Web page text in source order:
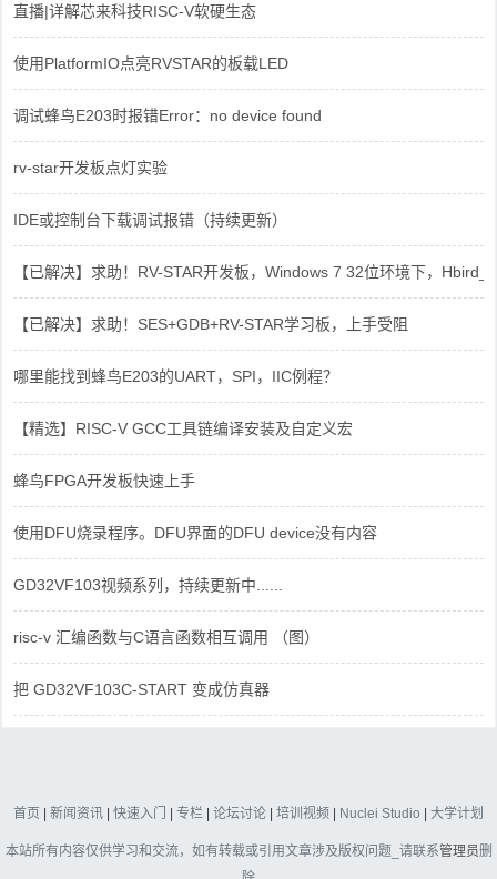
直播|详解芯来科技RISC-V软硬生态
使用PlatformIO点亮RVSTAR的板载LED
调试蜂鸟E203时报错Error：no device found
rv-star开发板点灯实验
IDE或控制台下载调试报错（持续更新）
【已解决】求助！RV-STAR开发板，Windows 7 32位环境下，
【已解决】求助！SES+GDB+RV-STAR学习板，上手受阻
哪里能找到蜂鸟E203的UART，SPI，IIC例程？
【精选】RISC-V GCC工具链编译安装及自定义宏
蜂鸟FPGA开发板快速上手
使用DFU烧录程序。DFU界面的DFU device没有内容
GD32VF103视频系列，持续更新中......
risc-v 汇编函数与C语言函数相互调用 （图）
把 GD32VF103C-START 变成仿真器
首页 | 新闻资讯 | 快速入门 | 专栏 | 论坛讨论 | 培训视频 | Nuclei Studio | 大学计划
本站所有内容仅供学习和交流，如有转载或引用文章涉及版权问题_请联系管理员删